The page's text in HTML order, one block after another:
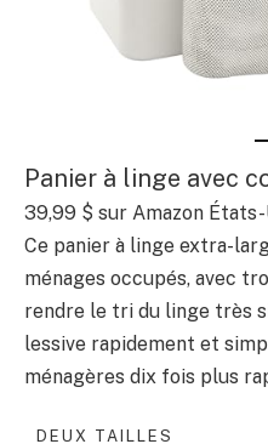
Panier à linge avec
39,99 $ sur Amazon États-
Ce panier à linge extra-
ménages occupés, avec
rendre le tri du linge très
lessive rapidement et
ménagères dix fois plus
DEUX TAILLES